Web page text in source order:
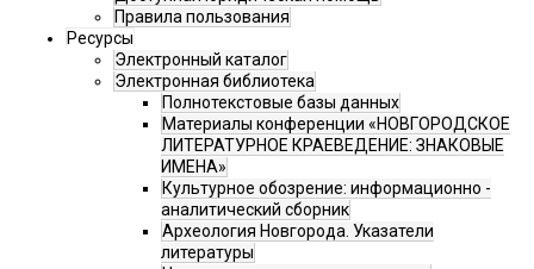
Правила пользования
Ресурсы
Электронный каталог
Электронная библиотека
Полнотекстовые базы данных
Материалы конференции «НОВГОРОДСКОЕ
ЛИТЕРАТУРНОЕ КРАЕВЕДЕНИЕ: ЗНАКОВЫЕ
ИМЕНА»
Культурное обозрение: информационно -
аналитический сборник
Археология Новгорода. Указатели
литературы